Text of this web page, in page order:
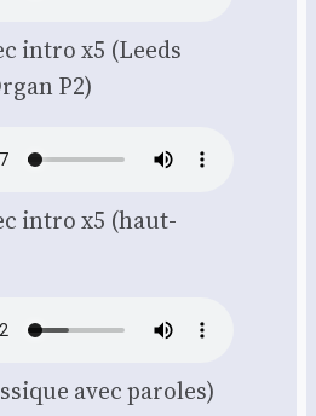
intro x5 (Leeds
P2)
intro x5 (haut­
avec paroles)